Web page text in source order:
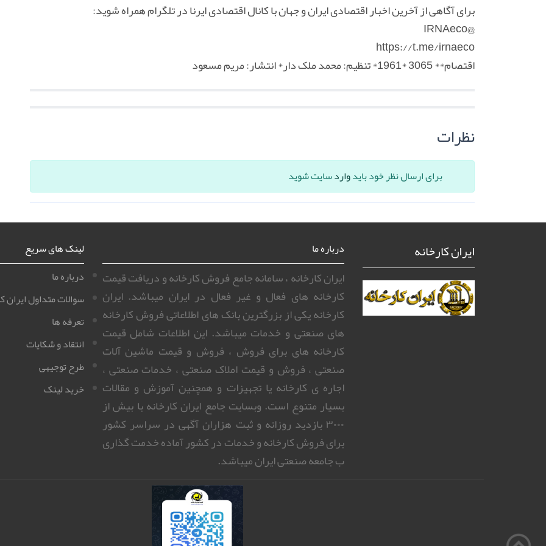
برای آگاهی از آخرین اخبار اقتصادی ایران و جهان با کانال اقتصادی ایرنا در تلگرام همراه شوید:
@IRNAeco
https://t.me/irnaeco
اقتصام** 3065 *1961* تنظیم: محمد ملک دار* انتشار: مریم مسعود
نظرات
برای ارسال نظر خود بایدواردسایت شوید
ایران کارخانه درباره ما
ایران کارخانه ، سامانه جامع فروش کارخانه و دریافت قیمت
کارخانه های فعال و غیر فعال در ایران میباشد. ایران
کارخانه یکی از بزرگترین بانک های اطلاعاتی فروش کارخانه
های صنعتی و خدمات میباشد. این اطلاعات شامل قیمت
کارخانه های برای فروش ، فروش و قیمت ماشین آلات
صنعتی ، فروش و قیمت املاک صنعتی ، خدمات صنعتی ،
اجاره ی کارخانه یا تجهیزات و همچنین آموزش و مقالات
بسیار متنوع است. وبسایت جامع ایران کارخانه با بیش از
۳۰۰۰ بازدید روزانه و ثبت هزاران آگهی در سراسر کشور
برای فروش کارخانه و خدمات در کشور آماده خدمت گذاری
ب جامعه صنعتی ایران میباشد.
لینک های سریع
درباره ما
سوالات متداول ایران
تعرفه ها
انتقاد و شکایات
طرح توجیهی
خرید لینک